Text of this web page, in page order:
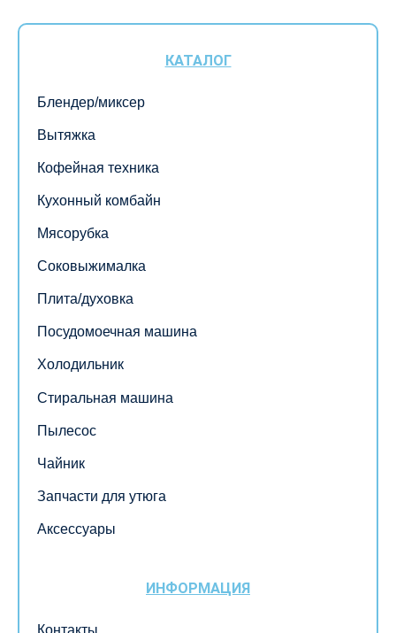
КАТАЛОГ
Блендер/миксер
Вытяжка
Кофейная техника
Кухонный комбайн
Мясорубка
Соковыжималка
Плита/духовка
Посудомоечная машина
Холодильник
Стиральная машина
Пылесос
Чайник
Запчасти для утюга
Аксессуары
ИНФОРМАЦИЯ
Контакты